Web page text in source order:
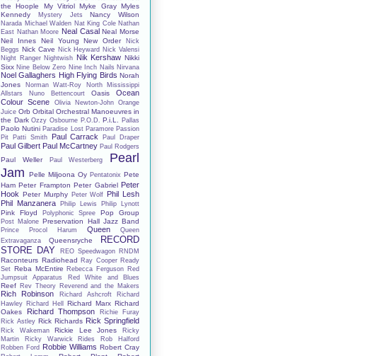
the Hoople
My Vitriol Myke Gray Myles
Kennedy
Mystery Jets Nancy Wilson
Narada Michael Walden Nat King Cole Nathan
East Nathan Moore Neal Casal Neal Morse
Neil Innes
Neil Young New Order
Nick
Beggs Nick Cave Nick Heyward Nick Valensi
Night Ranger Nightwish Nik Kershaw Nikki
Sixx Nine Below Zero Nine Inch Nails Nirvana
Noel Gallaghers High Flying Birds Norah
Jones
Norman Watt-Roy
North Mississippi
Allstars
Nuno Bettencourt Oasis
Ocean
Colour Scene
Olivia Newton-John
Orange
Juice Orb Orbital Orchestral Manoeuvres in
the Dark Ozzy Osbourne P.O.D. P.i.L. Pallas
Paolo Nutini Paradise Lost Paramore Passion
Pit
Patti Smith Paul Carrack Paul Draper
Paul Gilbert Paul McCartney Paul Rodgers
Paul Weller Paul Westerberg
Pearl
Jam
Pelle Miljoona Oy Pentatonix Pete
Ham Peter Frampton Peter Gabriel Peter
Hook Peter Murphy Peter Wolf Phil Lesh
Phil Manzanera
Philip Lewis Philip Lynott
Pink Floyd Polyphonic Spree Pop Group
Post Malone Preservation Hall Jazz Band
Prince Procol Harum Queen
Queen
Extravaganza
Queensryche
RECORD
STORE DAY
REO Speedwagon RNDM
Raconteurs Radiohead Ray Cooper Ready
Set Reba McEntire Rebecca Ferguson Red
Jumpsuit Apparatus
Red White and Blues
Reef Rev Theory Reverend and the Makers
Rich Robinson Richard Ashcroft
Richard
Hawley Richard Hell Richard Marx Richard
Oakes
Richard Thompson
Richie Furay
Rick Astley Rick Richards Rick Springfield
Rick Wakeman Rickie Lee Jones
Ricky
Martin
Ricky Warwick Rides
Rob Halford
Robben Ford Robbie Williams Robert Cray